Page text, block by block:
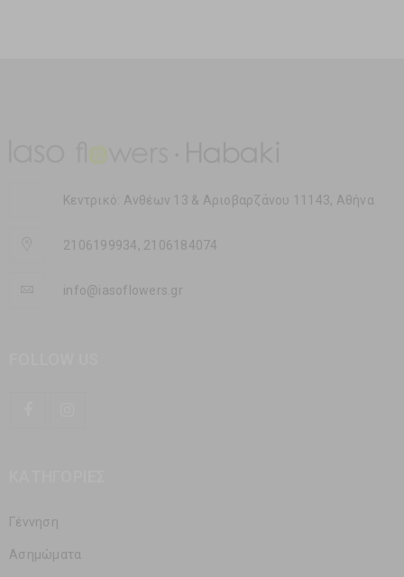
Κεντρικό: Ανθέων 13 & Αριοβαρζάνου 11143, Αθήνα
2106199934, 2106184074
info@iasoflowers.gr
Γέννηση
Ασημώματα